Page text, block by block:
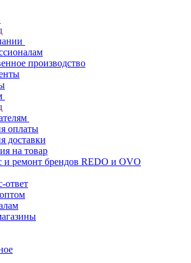
производство
оплаты
доставки
на товар
и ремонт брендов REDO и OVO
ответ